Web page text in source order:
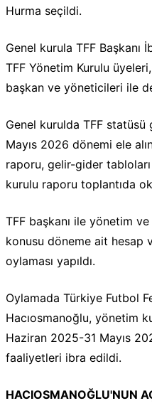
Hurma seçildi.
Genel kurula TFF Başkanı
TFF Yönetim Kurulu
başkan ve yöneticileri ile
Genel kurulda TFF
Mayıs 2026 dönemi ele
raporu, gelir-gider
kurulu raporu toplantıda
TFF başkanı ile yönetim
konusu döneme ait hesap
oylaması yapıldı.
Oylamada Türkiye Futbol
Hacıosmanoğlu, yönetim
Haziran 2025-31 Mayıs
faaliyetleri ibra edildi.
HACIOSMANOĞLU'NUN